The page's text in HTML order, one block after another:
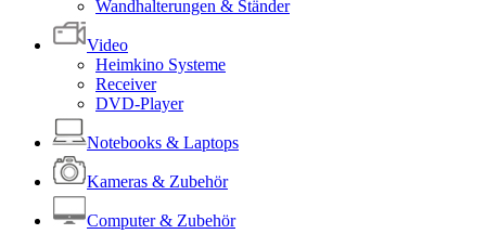
Wandhalterungen & Ständer
Video
Heimkino Systeme
Receiver
DVD-Player
Notebooks & Laptops
Kameras & Zubehör
Computer & Zubehör